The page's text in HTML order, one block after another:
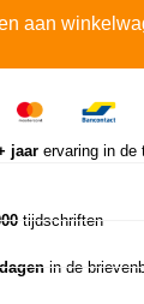
aan
jaarervaring in de
tijdschriften
in de